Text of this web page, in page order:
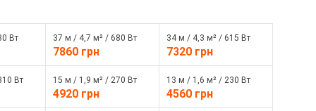
Вт 37 м / 4,7 м² / 680 Вт
7860 грн
34 м / 4,3 м² / 615 Вт
7320 грн
Вт 15 м / 1,9 м² / 270 Вт
4920 грн
13 м / 1,6 м² / 230 Вт
4560 грн